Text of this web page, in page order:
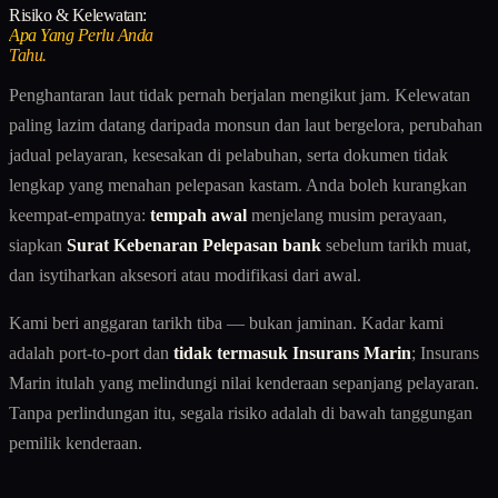
Risiko & Kelewatan:
Apa Yang Perlu Anda
Tahu.
Penghantaran laut tidak pernah berjalan mengikut jam. Kelewatan
paling lazim datang daripada monsun dan laut bergelora, perubahan
jadual pelayaran, kesesakan di pelabuhan, serta dokumen tidak
lengkap yang menahan pelepasan kastam. Anda boleh kurangkan
keempat-empatnya: tempah awal menjelang musim perayaan,
siapkan Surat Kebenaran Pelepasan bank sebelum tarikh muat,
dan isytiharkan aksesori atau modifikasi dari awal.
Kami beri anggaran tarikh tiba — bukan jaminan. Kadar kami
adalah port-to-port dan tidak termasuk Insurans Marin; Insurans
Marin itulah yang melindungi nilai kenderaan sepanjang pelayaran.
Tanpa perlindungan itu, segala risiko adalah di bawah tanggungan
pemilik kenderaan.